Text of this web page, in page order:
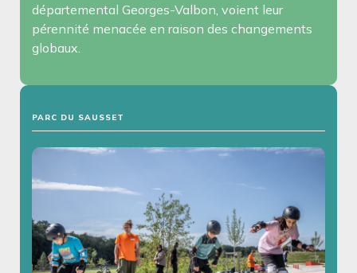
départemental Georges-Valbon, voient leur
pérennité menacée en raison des changements
globaux.
PARC DU SAUSSET